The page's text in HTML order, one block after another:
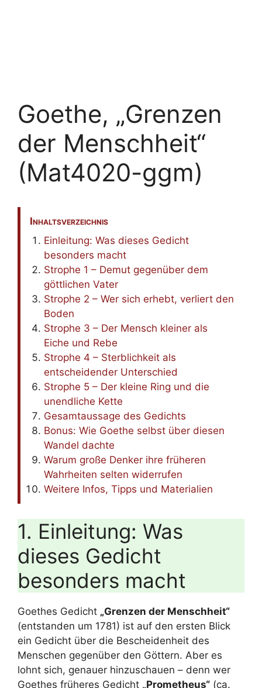
Goethe, „Grenzen
der Menschheit“
(Mat4020-ggm)
Inhaltsverzeichnis
Einleitung: Was dieses Gedicht
besonders macht
Strophe 1 – Demut gegenüber dem
göttlichen Vater
Strophe 2 – Wer sich erhebt, verliert den
Boden
Strophe 3 – Der Mensch kleiner als
Eiche und Rebe
Strophe 4 – Sterblichkeit als
entscheidender Unterschied
Strophe 5 – Der kleine Ring und die
unendliche Kette
Gesamtaussage des Gedichts
Bonus: Wie Goethe selbst über diesen
Wandel dachte
Warum große Denker ihre früheren
Wahrheiten selten widerrufen
Weitere Infos, Tipps und Materialien
1. Einleitung: Was
dieses Gedicht
besonders macht
Goethes Gedicht „Grenzen der Menschheit“
(entstanden um 1781) ist auf den ersten Blick
ein Gedicht über die Bescheidenheit des
Menschen gegenüber den Göttern. Aber es
lohnt sich, genauer hinzuschauen – denn wer
Goethes früheres Gedicht „Prometheus“ (ca.